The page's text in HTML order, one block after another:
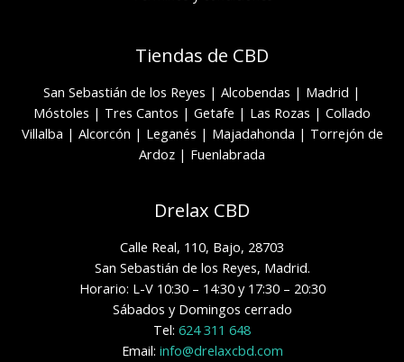
Tiendas de CBD
San Sebastián de los Reyes | Alcobendas | Madrid |
Móstoles | Tres Cantos | Getafe | Las Rozas | Collado
Villalba | Alcorcón | Leganés | Majadahonda | Torrejón de
Ardoz | Fuenlabrada
Drelax CBD
Calle Real, 110, Bajo, 28703
San Sebastián de los Reyes, Madrid.
Horario: L-V 10:30 – 14:30 y 17:30 – 20:30
Sábados y Domingos cerrado
Tel: 624 311 648
Email: info@drelaxcbd.com